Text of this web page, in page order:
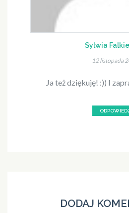
Sylwia
12 listopada
Ja też dziękuję! :)) I
DODAJ